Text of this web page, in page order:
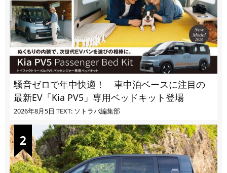
騒音ゼロで年中快適！ 車中泊ベースに注目の
最新EV「Kia PV5」専用ベッドキット登場
2026年8月5日 TEXT: ソトラバ編集部